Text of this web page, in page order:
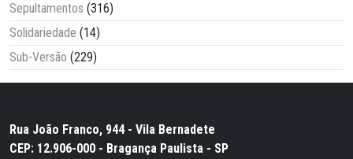
Sepultamentos (316)
Solidariedade (14)
Sub-Versão (229)
Rua João Franco, 944 - Vila Bernadete
CEP: 12.906-000 - Bragança Paulista - SP